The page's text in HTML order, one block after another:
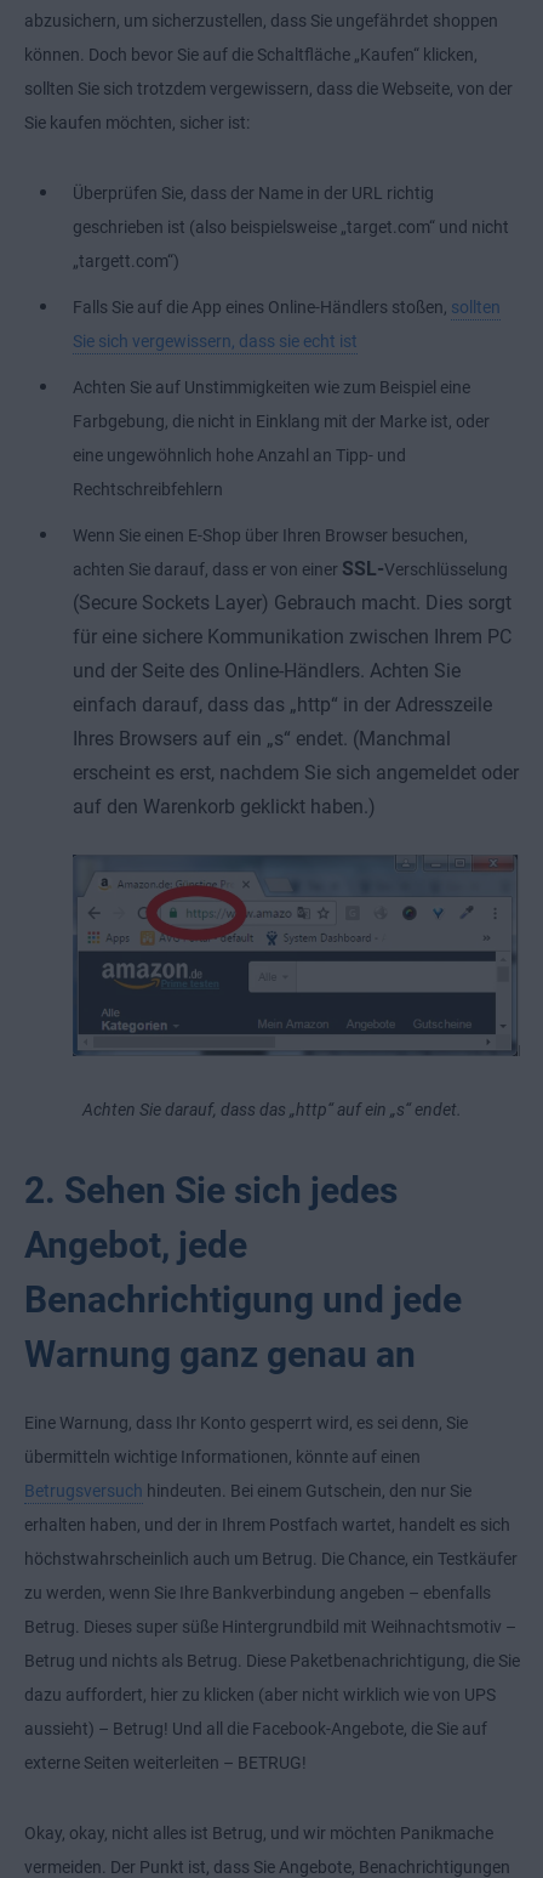
abzusichern, um sicherzustellen, dass Sie ungefährdet shoppen
können. Doch bevor Sie auf die Schaltfläche „Kaufen“ klicken,
sollten Sie sich trotzdem vergewissern, dass die Webseite, von der
Sie kaufen möchten, sicher ist:
Überprüfen Sie, dass der Name in der URL richtig
geschrieben ist (also beispielsweise „target.com“ und nicht
„targett.com“)
Falls Sie auf die App eines Online-Händlers stoßen, sollten
Sie sich vergewissern, dass sie echt ist
Achten Sie auf Unstimmigkeiten wie zum Beispiel eine
Farbgebung, die nicht in Einklang mit der Marke ist, oder
eine ungewöhnlich hohe Anzahl an Tipp- und
Rechtschreibfehlern
Wenn Sie einen E-Shop über Ihren Browser besuchen,
achten Sie darauf, dass er von einer SSL-Verschlüsselung
(Secure Sockets Layer) Gebrauch macht. Dies sorgt
für eine sichere Kommunikation zwischen Ihrem PC
und der Seite des Online-Händlers. Achten Sie
einfach darauf, dass das „http“ in der Adresszeile
Ihres Browsers auf ein „s“ endet. (Manchmal
erscheint es erst, nachdem Sie sich angemeldet oder
auf den Warenkorb geklickt haben.)
Achten Sie darauf, dass das „http“ auf ein „s“ endet.
2. Sehen Sie sich jedes
Angebot, jede
Benachrichtigung und jede
Warnung ganz genau an
Eine Warnung, dass Ihr Konto gesperrt wird, es sei denn, Sie
übermitteln wichtige Informationen, könnte auf einen
Betrugsversuch hindeuten. Bei einem Gutschein, den nur Sie
erhalten haben, und der in Ihrem Postfach wartet, handelt es sich
höchstwahrscheinlich auch um Betrug. Die Chance, ein Testkäufer
zu werden, wenn Sie Ihre Bankverbindung angeben – ebenfalls
Betrug. Dieses super süße Hintergrundbild mit Weihnachtsmotiv –
Betrug und nichts als Betrug. Diese Paketbenachrichtigung, die Sie
dazu auffordert, hier zu klicken (aber nicht wirklich wie von UPS
aussieht) – Betrug! Und all die Facebook-Angebote, die Sie auf
externe Seiten weiterleiten – BETRUG!
Okay, okay, nicht alles ist Betrug, und wir möchten Panikmache
vermeiden. Der Punkt ist, dass Sie Angebote, Benachrichtigungen